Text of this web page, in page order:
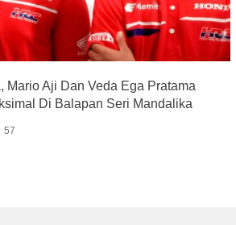
Mario Aji Dan Veda Ega Pratama
Di Balapan Seri Mandalika
57